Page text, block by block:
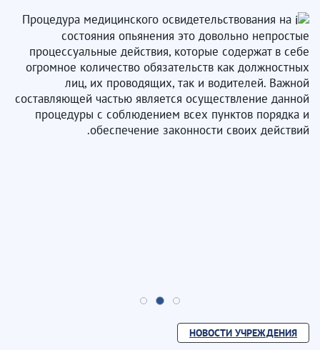
Процедура медицинского освидетельствования на
состояния опьянения это довольно непростые
процессуальные действия, которые содержат в себе
огромное количество обязательств как должностных
лиц, их проводящих, так и водителей. Важной
составляющей частью является осуществление данной
процедуры с соблюдением всех пунктов порядка и
обеспечение законности своих действий.
НОВОСТИ УЧРЕЖДЕНИЯ